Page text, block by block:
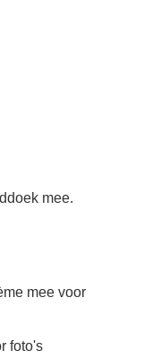
mee.
mee voor
foto's